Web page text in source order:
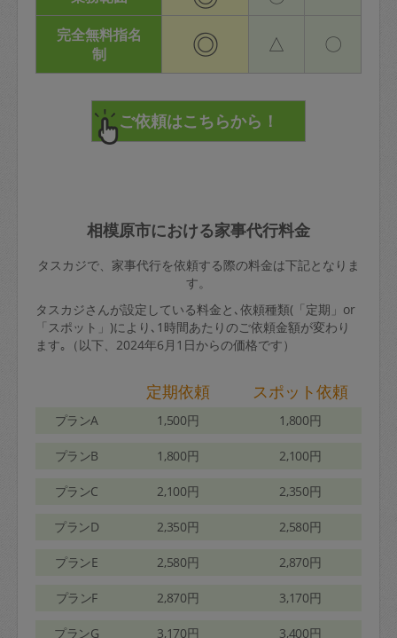
完全無料指名
制
◎ △ 〇
相模原市における家事代行料金
タスカジで、家事代行を依頼する際の料金は下記となりま
す。
タスカジさんが設定している料金と､依頼種類(「定期」or
「スポット」)により､1時間あたりのご依頼金額が変わり
ます｡（以下、2024年6月1日からの価格です）
定期依頼 スポット依頼
プランA 1,500円 1,800円
プランB 1,800円 2,100円
プランC 2,100円 2,350円
プランD 2,350円 2,580円
プランE 2,580円 2,870円
プランF 2,870円 3,170円
プランG 3,170円 3,400円